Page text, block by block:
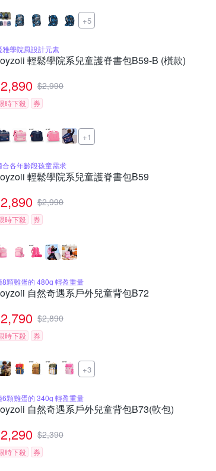
+5
雅學院風設計元素
輕鬆學院系兒童護脊書包B59-B (橫款)
2,890 $2,990
時下殺 券
+1
合各年齡段孩童需求
輕鬆學院系兒童護脊書包B59
2,890 $2,990
時下殺 券
8顆雞蛋的 480g 輕盈重量
自然奇遇系戶外兒童背包B72
2,790 $2,890
時下殺 券
+3
6顆雞蛋的 340g 輕盈重量
自然奇遇系戶外兒童背包B73(軟包)
2,290 $2,390
時下殺 券